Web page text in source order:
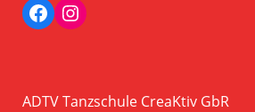
Facebook
Instagram Profil der Tanzschule CreaKtiv
ADTV Tanzschule CreaKtiv GbR